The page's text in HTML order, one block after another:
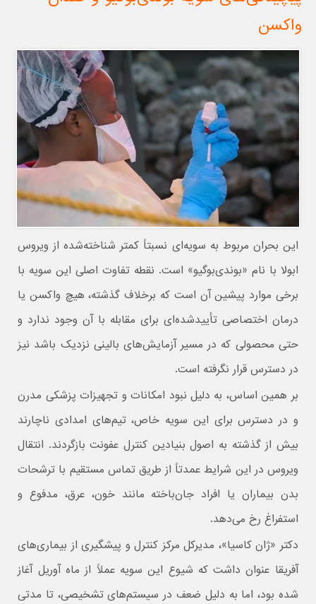
واکسن
این بحران مربوط به سویه‌ای نسبتاً کمتر شناخته‌شده از ویروس
ابولا با نام «بوندی‌بوگیو» است. نقطه تفاوت اصلی این سویه با
برخی موارد پیشین آن است که برخلاف گذشته، هیچ واکسن یا
درمان اختصاصی تأییدشده‌ای برای مقابله با آن وجود ندارد و
حتی محصولی که در مسیر آزمایش‌های بالینی نزدیک باشد نیز
در دسترس قرار نگرفته است.
بر همین اساس، به دلیل نبود امکانات و تجهیزات پزشکی مدرن
و در دسترس برای این سویه خاص، تیم‌های امدادی ناچارند
بیش از گذشته به اصول بنیادین کنترل عفونت بازگردند. انتقال
ویروس در این شرایط عمدتاً از طریق تماس مستقیم با ترشحات
بدن بیماران یا افراد جان‌باخته مانند خون، عرق، مدفوع و
استفراغ رخ می‌دهد.
دکتر «ژان کاسیا»، مدیرکل مرکز کنترل و پیشگیری از بیماری‌های
آفریقا عنوان داشت که شیوع این سویه عملاً از ماه آوریل آغاز
شده بود، اما به دلیل ضعف در سیستم‌های تشخیصی، تا مدتی